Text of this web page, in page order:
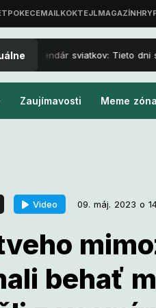
kalendár sviatkov: Tieto dni
Zaujímavosti Meme zóna
Video 09. máj. 2023 o
behať